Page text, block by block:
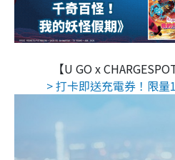
【U GO x
> 打卡即送充電券！限